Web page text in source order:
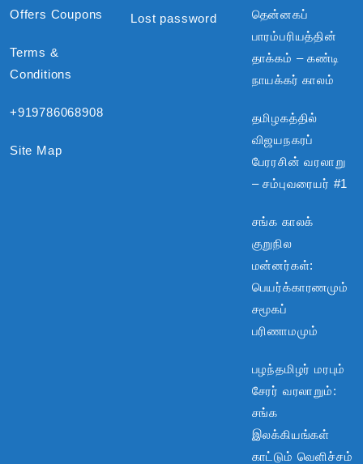
Offers Coupons
Terms &
Conditions
+919786068908
Site Map
Lost password
தென்னகப்
பாரம்பரியத்தின்
தாக்கம் – கண்டி
நாயக்கர் காலம்
தமிழகத்தில்
விஜயநகரப்
பேரரசின் வரலாறு
– சம்புவரையர் #1
சங்க காலக்
குறுநில
மன்னர்கள்:
பெயர்க்காரணமும்
சமூகப்
பரிணாமமும்
பழந்தமிழர் மரபும்
சேரர் வரலாறும்:
சங்க
இலக்கியங்கள்
காட்டும் வெளிச்சம்